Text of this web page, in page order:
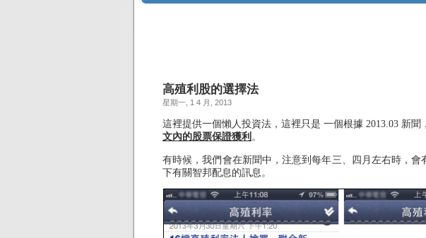
高殖利股的選擇法
星期一, 1 4 月, 2013
這裡提供一個懶人投資法，這裡只是 一個根據 2013.03 新聞
文內的股票保證獲利 。
有時候，我們會在新聞中，注意到每年三、四月左右時，會
下有關智邦配息的訊息。